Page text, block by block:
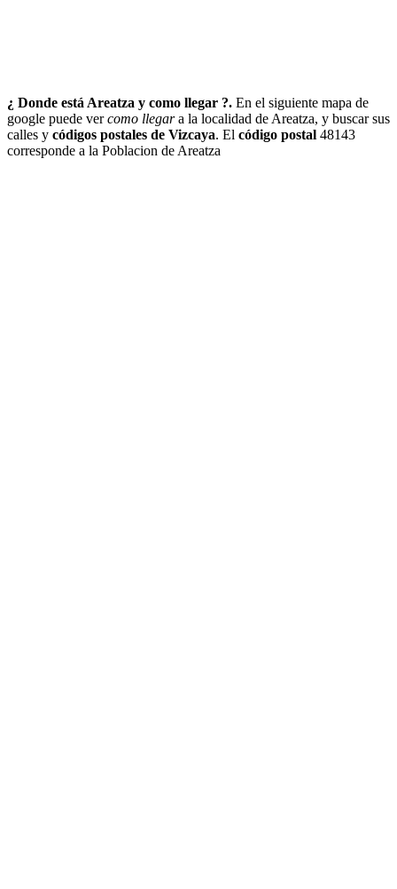
¿ Donde está Areatza y como llegar ?. En el siguiente mapa de
google puede vercomo llegara la localidad de Areatza, y buscar sus
calles y códigos postales de Vizcaya. El código postal 48143
corresponde a la Poblacion de Areatza